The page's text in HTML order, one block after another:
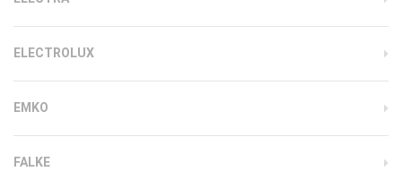
ELECTROLUX
EMKO
FALKE